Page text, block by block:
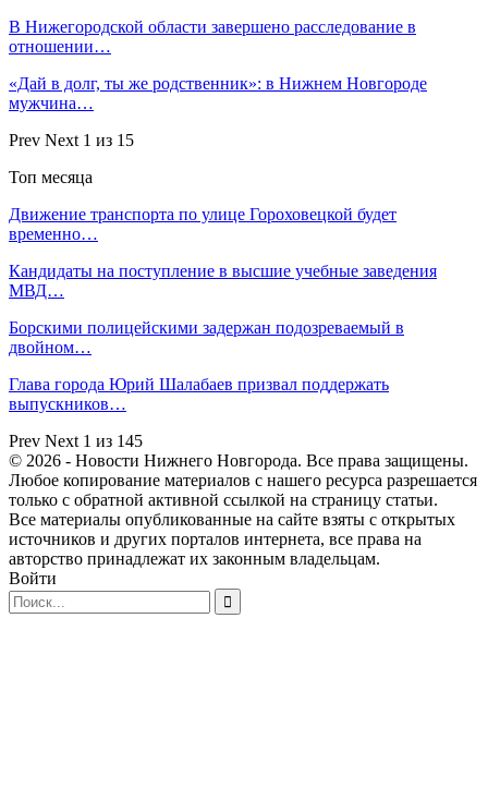
В Нижегородской области завершено расследование в
отношении…
«Дай в долг, ты же родственник»: в Нижнем Новгороде
мужчина…
Prev Next 1 из 15
Топ месяца
Движение транспорта по улице Гороховецкой будет
временно…
Кандидаты на поступление в высшие учебные заведения
МВД…
Борскими полицейскими задержан подозреваемый в
двойном…
Глава города Юрий Шалабаев призвал поддержать
выпускников…
Prev Next 1 из 145
© 2026 - Новости Нижнего Новгорода. Все права защищены.
Любое копирование материалов с нашего ресурса разрешается
только с обратной активной ссылкой на страницу статьи.
Все материалы опубликованные на сайте взяты с открытых
источников и других порталов интернета, все права на
авторство принадлежат их законным владельцам.
Войти